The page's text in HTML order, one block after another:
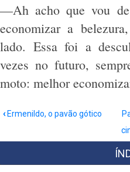
—Ah acho que vou
economizar a
lado. Essa foi a
vezes no futuro,
moto: melhor
Links
passagem
‹Ermenildo, o pavão gótico